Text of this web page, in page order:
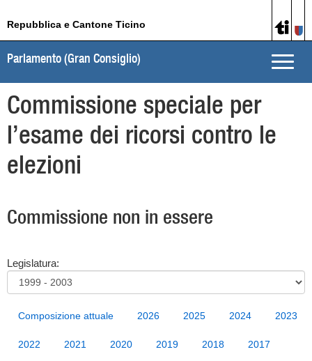
Repubblica e Cantone Ticino
Toggle
Parlamento (Gran Consiglio)
Commissione speciale per
l’esame dei ricorsi contro le
elezioni
Commissione non in essere
Legislatura:
Composizione attuale 2026 2025 2024 2023
2022 2021 2020 2019 2018 2017